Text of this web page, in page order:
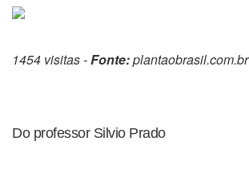
1454 visitas -Fonte:plantaobrasil.com.br
Do professor Silvio Prado